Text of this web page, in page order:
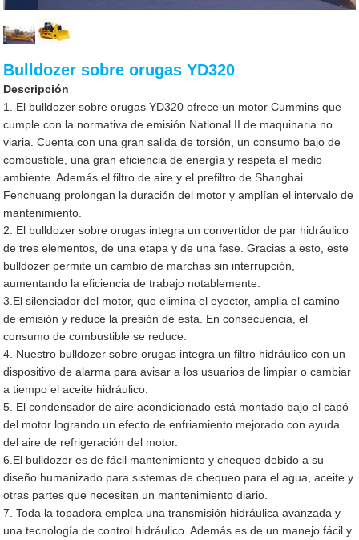
Bulldozer sobre orugas YD320
Descripción
1. El bulldozer sobre orugas YD320 ofrece un motor Cummins que
cumple con la normativa de emisión National II de maquinaria no
viaria. Cuenta con una gran salida de torsión, un consumo bajo de
combustible, una gran eficiencia de energía y respeta el medio
ambiente. Además el filtro de aire y el prefiltro de Shanghai
Fenchuang prolongan la duración del motor y amplían el intervalo de
mantenimiento.
2. El bulldozer sobre orugas integra un convertidor de par hidráulico
de tres elementos, de una etapa y de una fase. Gracias a esto, este
bulldozer permite un cambio de marchas sin interrupción,
aumentando la eficiencia de trabajo notablemente.
3.El silenciador del motor, que elimina el eyector, amplia el camino
de emisión y reduce la presión de esta. En consecuencia, el
consumo de combustible se reduce.
4. Nuestro bulldozer sobre orugas integra un filtro hidráulico con un
dispositivo de alarma para avisar a los usuarios de limpiar o cambiar
a tiempo el aceite hidráulico.
5. El condensador de aire acondicionado está montado bajo el capó
del motor logrando un efecto de enfriamiento mejorado con ayuda
del aire de refrigeración del motor.
6.El bulldozer es de fácil mantenimiento y chequeo debido a su
diseño humanizado para sistemas de chequeo para el agua, aceite y
otras partes que necesiten un mantenimiento diario.
7. Toda la topadora emplea una transmisión hidráulica avanzada y
una tecnología de control hidráulico. Además es de un manejo fácil y